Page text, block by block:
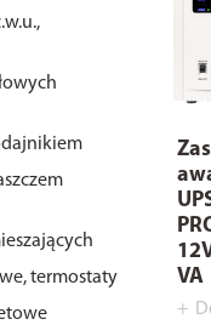
VA
termostaty